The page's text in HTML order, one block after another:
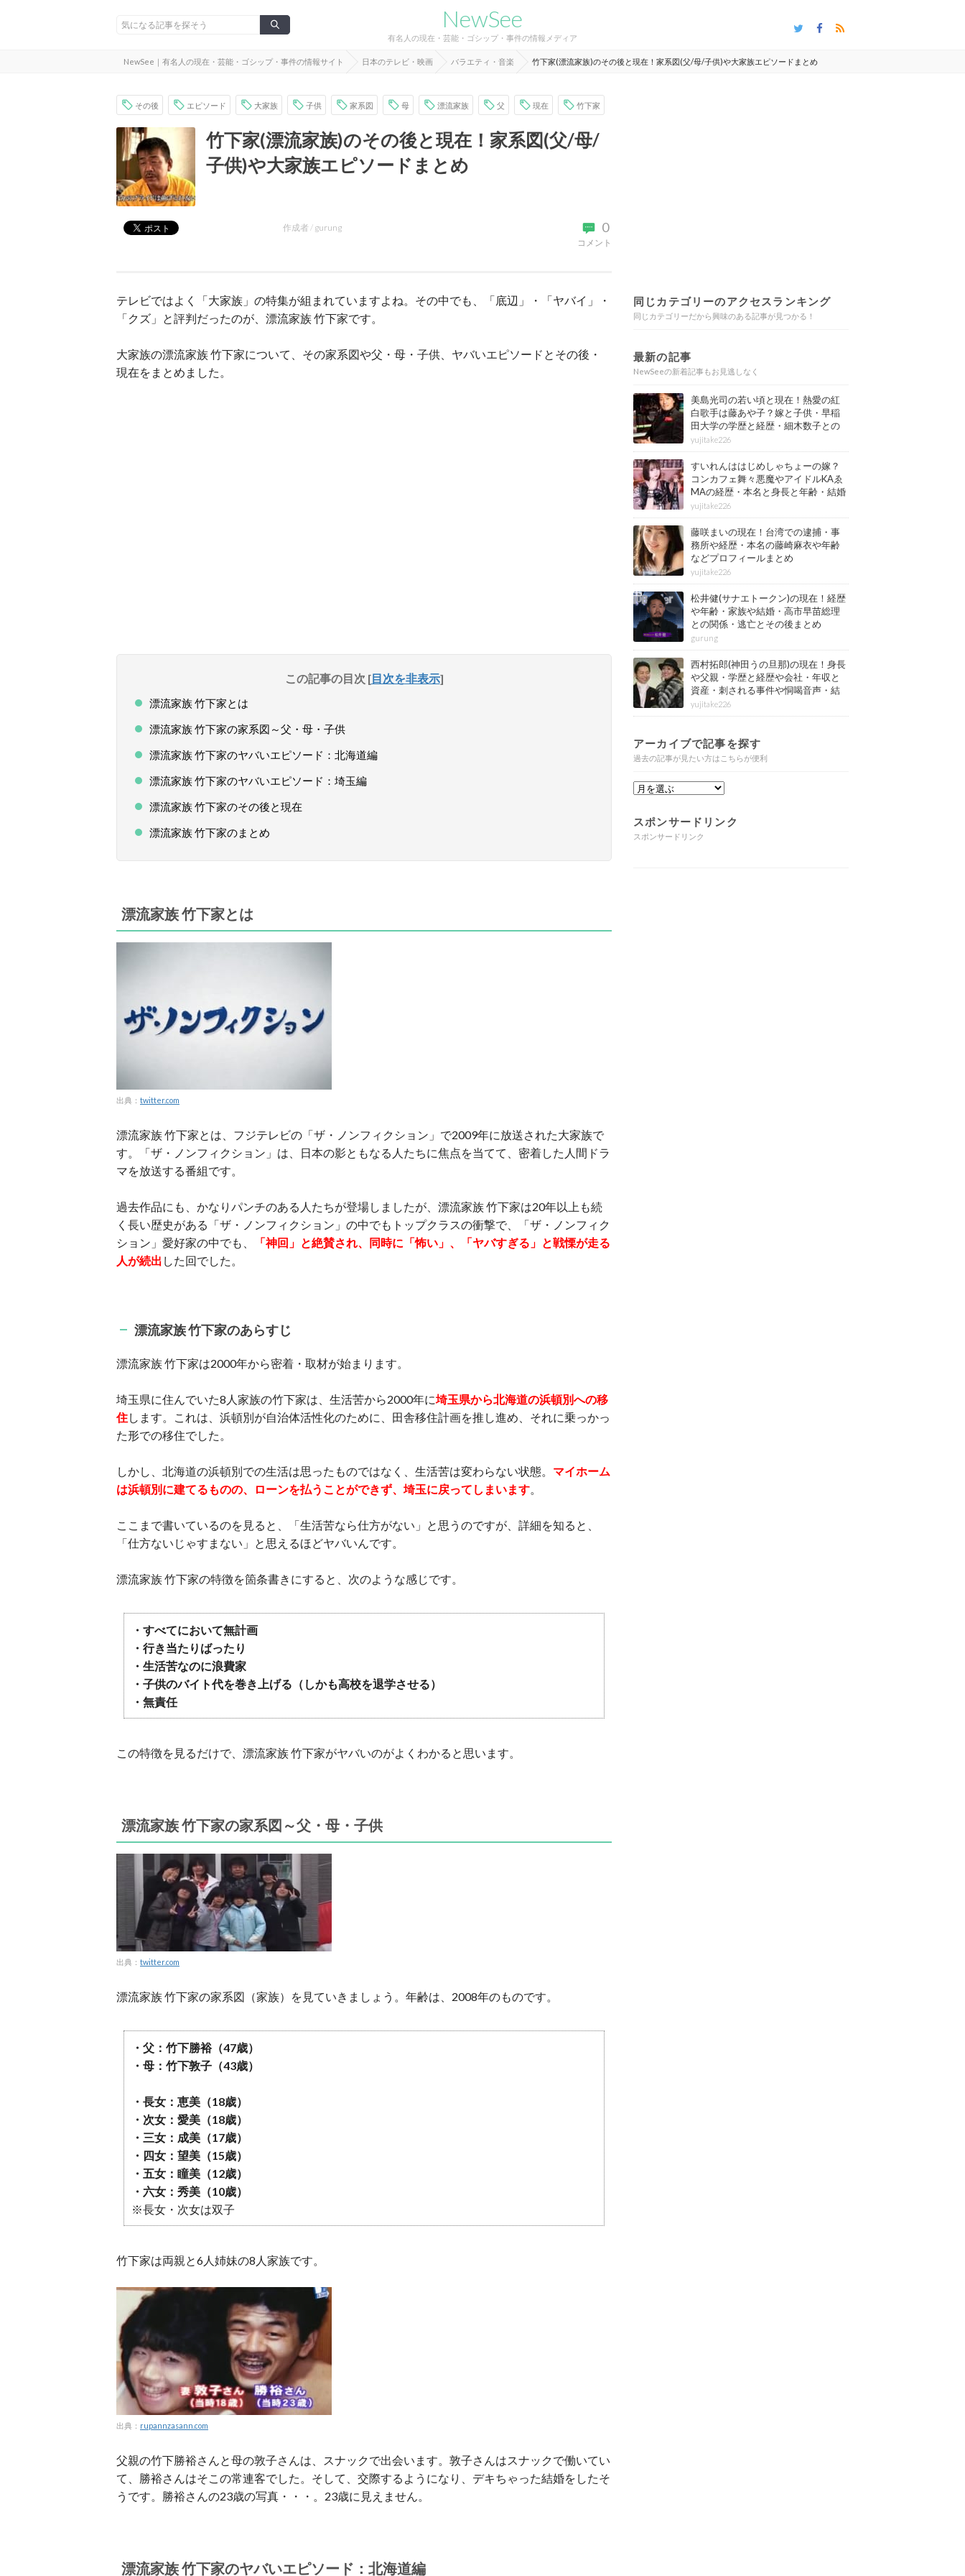
NewSee
有名人の現在・芸能・ゴシップ・事件の情報メディア
NewSee｜有名人の現在・芸能・ゴシップ・事件の情報サイト 日本のテレビ・映画 バラエティ・音楽 竹下家(漂流家族)のその後と現在！家系図(父/母/子供)や大家族エピソードまとめ
その後 エピソード 大家族 子供 家系図 母 漂流家族 父 現在 竹下家
竹下家(漂流家族)のその後と現在！家系図(父/母/
子供)や大家族エピソードまとめ
0
コメント
作成者 / gurung
テレビではよく「大家族」の特集が組まれていますよね。その中でも、「底辺」・「ヤバイ」・
「クズ」と評判だったのが、漂流家族 竹下家です。
大家族の漂流家族 竹下家について、その家系図や父・母・子供、ヤバいエピソードとその後・
現在をまとめました。
この記事の目次 [目次を非表示]
漂流家族 竹下家とは
漂流家族 竹下家の家系図～父・母・子供
漂流家族 竹下家のヤバいエピソード：北海道編
漂流家族 竹下家のヤバいエピソード：埼玉編
漂流家族 竹下家のその後と現在
漂流家族 竹下家のまとめ
漂流家族 竹下家とは
出典： twitter.com
漂流家族 竹下家とは、フジテレビの「ザ・ノンフィクション」で2009年に放送された大家族で
す。「ザ・ノンフィクション」は、日本の影ともなる人たちに焦点を当てて、密着した人間ドラ
マを放送する番組です。
過去作品にも、かなりパンチのある人たちが登場しましたが、漂流家族 竹下家は20年以上も続
く長い歴史がある「ザ・ノンフィクション」の中でもトップクラスの衝撃で、「ザ・ノンフィク
ション」愛好家の中でも、
「神回」と絶賛され、同時に「怖い」、「ヤバすぎる」と戦慄が走る
人が続出 した回でした。
漂流家族 竹下家のあらすじ
漂流家族 竹下家は2000年から密着・取材が始まります。
埼玉県に住んでいた8人家族の竹下家は、生活苦から2000年に埼玉県から北海道の浜頓別への移
住します。これは、浜頓別が自治体活性化のために、田舎移住計画を推し進め、それに乗っかっ
た形での移住でした。
しかし、北海道の浜頓別での生活は思ったものではなく、生活苦は変わらない状態。 マイホーム
は浜頓別に建てるものの、ローンを払うことができず、埼玉に戻ってしまいます。
ここまで書いているのを見ると、「生活苦なら仕方がない」と思うのですが、詳細を知ると、
「仕方ないじゃすまない」と思えるほどヤバいんです。
漂流家族 竹下家の特徴を箇条書きにすると、次のような感じです。
・すべてにおいて無計画
・行き当たりばったり
・生活苦なのに浪費家
・子供のバイト代を巻き上げる（しかも高校を退学させる）
・無責任
この特徴を見るだけで、漂流家族 竹下家がヤバいのがよくわかると思います。
漂流家族 竹下家の家系図～父・母・子供
出典： twitter.com
漂流家族 竹下家の家系図（家族）を見ていきましょう。年齢は、2008年のものです。
・父：竹下勝裕（47歳）
・母：竹下敦子（43歳）
・長女：恵美（18歳）
・次女：愛美（18歳）
・三女：成美（17歳）
・四女：望美（15歳）
・五女：瞳美（12歳）
・六女：秀美（10歳）
※長女・次女は双子
竹下家は両親と6人姉妹の8人家族です。
出典： rupannzasann.com
父親の竹下勝裕さんと母の敦子さんは、スナックで出会います。敦子さんはスナックで働いてい
て、勝裕さんはそこの常連客でした。そして、交際するようになり、デキちゃった結婚をしたそ
うです。勝裕さんの23歳の写真・・・。23歳に見えません。
漂流家族 竹下家のヤバいエピソード：北海道編
同じカテゴリーのアクセスランキング
同じカテゴリーだから興味のある記事が見つかる！
最新の記事
NewSeeの新着記事もお見逃しなく
美島光司の若い頃と現在！熱愛の紅
白歌手は藤あや子？嫁と子供・早稲
田大学の学歴と経歴・細木数子との
確執もまとめ
yujitake226
すいれんははじめしゃちょーの嫁？
コンカフェ舞々悪魔やアイドルKAゑ
MAの経歴・本名と身長と年齢・結婚
情報もまとめ
yujitake226
藤咲まいの現在！台湾での逮捕・事
務所や経歴・本名の藤崎麻衣や年齢
などプロフィールまとめ
yujitake226
松井健(サナエトークン)の現在！経歴
や年齢・家族や結婚・高市早苗総理
との関係・逃亡とその後まとめ
gurung
西村拓郎(神田うの旦那)の現在！身長
や父親・学歴と経歴や会社・年収と
資産・刺される事件や恫喝音声・結
婚と子供や自宅・脳梗塞の病気もま
とめ
yujitake226
アーカイブで記事を探す
過去の記事が見たい方はこちらが便利
スポンサードリンク
スポンサードリンク